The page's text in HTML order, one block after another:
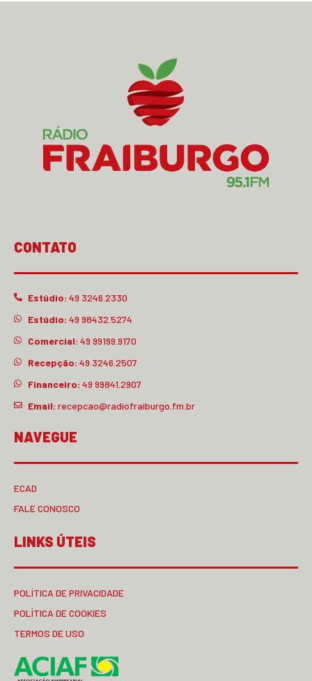
CONTATO
Estúdio: 49 3246.2330
Estúdio: 49 98432.5274
Comercial: 49 99199.9170
Recepção: 49 3246.2507
Financeiro: 49 99841.2907
Email: recepcao@radiofraiburgo.fm.br
NAVEGUE
ECAD
FALE CONOSCO
LINKS ÚTEIS
POLÍTICA DE PRIVACIDADE
POLÍTICA DE COOKIES
TERMOS DE USO